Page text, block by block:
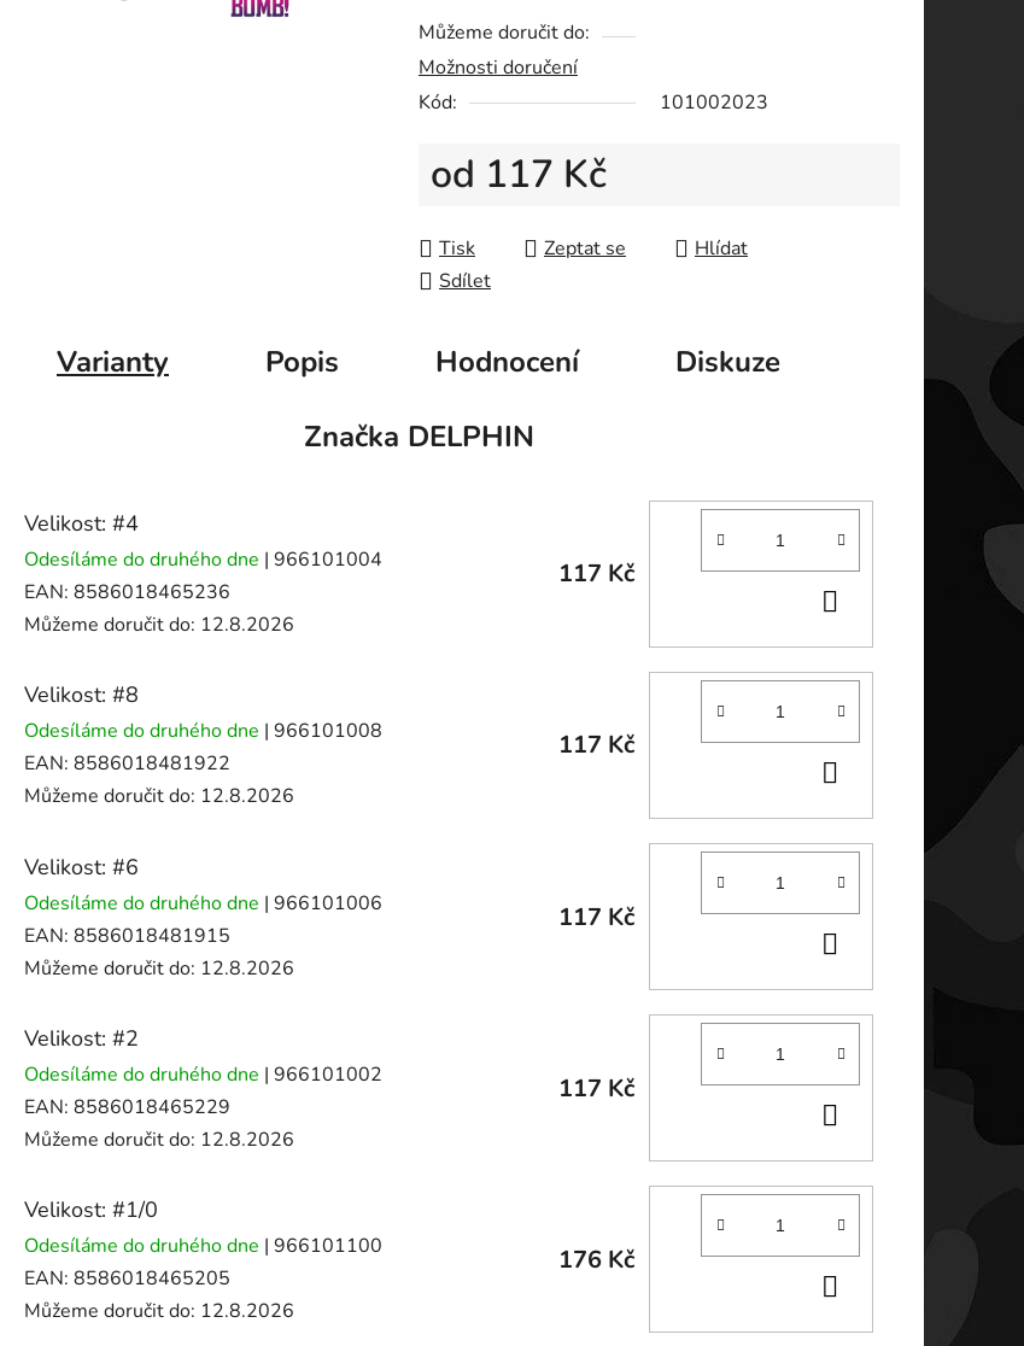
5
hvězdiček.
Můžeme doručit do:
Možnosti doručení
Kód:
101002023
od 117 Kč
Tisk
Zeptat se
Hlídat
Sdílet
Varianty Popis Hodnocení
Diskuze
Značka DELPHIN
Velikost: #4
Odesíláme do druhého dne | 966101004
EAN: 8586018465236
Můžeme doručit do: 12.8.2026
117 Kč
KOŠÍKU
Velikost: #8
Odesíláme do druhého dne | 966101008
EAN: 8586018481922
Můžeme doručit do: 12.8.2026
117 Kč
KOŠÍKU
Velikost: #6
Odesíláme do druhého dne | 966101006
EAN: 8586018481915
Můžeme doručit do: 12.8.2026
117 Kč
KOŠÍKU
Velikost: #2
Odesíláme do druhého dne | 966101002
EAN: 8586018465229
Můžeme doručit do: 12.8.2026
117 Kč
KOŠÍKU
Velikost: #1/0
Odesíláme do druhého dne | 966101100
EAN: 8586018465205
Můžeme doručit do: 12.8.2026
176 Kč
KOŠÍKU